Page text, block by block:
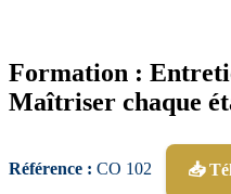
Formation :
Maîtriser chaque
Référence : CO 102 📥